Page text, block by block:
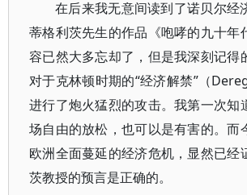
在后来我无意间读到了诺贝尔经
蒂格利茨先生的作品《咆哮的九十年
容已然大多忘却了，但是我深刻记得
对于克林顿时期的“经济解禁”（
进行了炮火猛烈的攻击。我第一次知
场自由的放松，也可以是有害的。而
欧洲全面蔓延的经济危机，显然已经
茨教授的预言是正确的。